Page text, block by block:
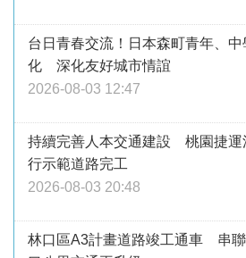
台日青春交流！日本森町青年、
化 深化友好城市情誼
2026-08-03 12:47
持續完善人本交通建設 桃園捷運
行示範道路完工
2026-08-03 20:48
林口區A3計畫道路竣工通車 串